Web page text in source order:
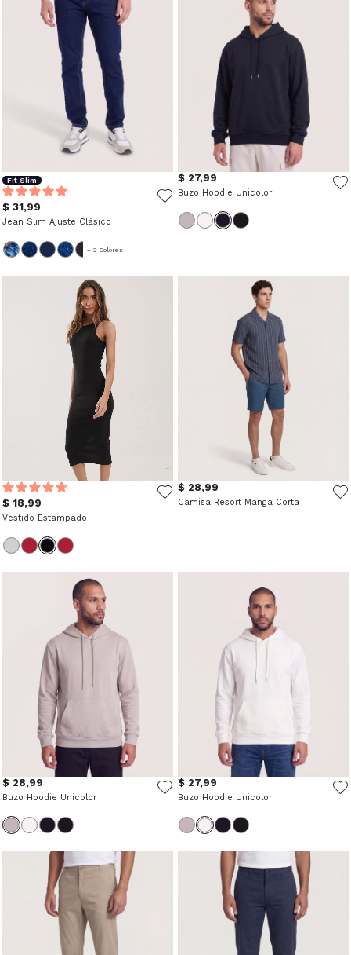
Fit Slim
$ 31,99
Jean Slim Ajuste Clásico
+ 2 Colores
$ 27,99
Buzo Hoodie Unicolor
$ 18,99
Vestido Estampado
$ 28,99
Camisa Resort Manga Corta
$ 28,99
Buzo Hoodie Unicolor
$ 27,99
Buzo Hoodie Unicolor